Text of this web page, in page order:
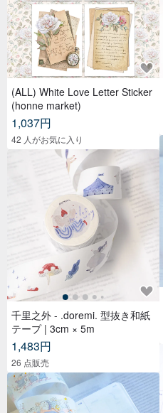
(ALL) White Love Letter Sticker
(honne market)
1,037円
42 人がお気に入り
千里之外 - .doremi. 型抜き和紙
テープ | 3cm × 5m
1,483円
26 点販売